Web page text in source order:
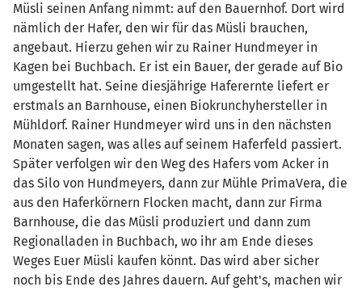
Müsli seinen Anfang nimmt: auf den Bauernhof. Dort wird
nämlich der Hafer, den wir für das Müsli brauchen,
angebaut. Hierzu gehen wir zu Rainer Hundmeyer in
Kagen bei Buchbach. Er ist ein Bauer, der gerade auf Bio
umgestellt hat. Seine diesjährige Haferernte liefert er
erstmals an Barnhouse, einen Biokrunchyhersteller in
Mühldorf. Rainer Hundmeyer wird uns in den nächsten
Monaten sagen, was alles auf seinem Haferfeld passiert.
Später verfolgen wir den Weg des Hafers vom Acker in
das Silo von Hundmeyers, dann zur Mühle PrimaVera, die
aus den Haferkörnern Flocken macht, dann zur Firma
Barnhouse, die das Müsli produziert und dann zum
Regionalladen in Buchbach, wo ihr am Ende dieses
Weges Euer Müsli kaufen könnt. Das wird aber sicher
noch bis Ende des Jahres dauern. Auf geht's, machen wir